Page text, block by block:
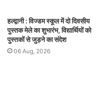
हल्द्वानी : विज्डम स्कूल में दो दिवसीय
पुस्तक मेले का शुभारंभ, विद्यार्थियों को
पुस्तकों से जुड़ने का संदेश
06 Aug, 2026